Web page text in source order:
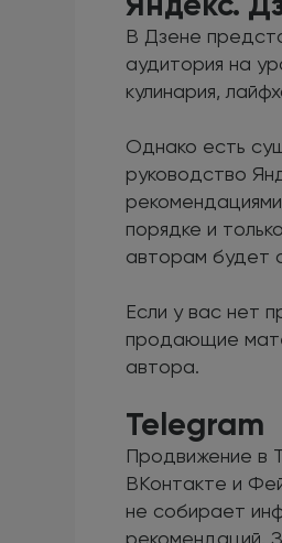
В Дзене
аудитория на
кулинария,
Однако есть
руководство
порядке и
авторам будет
Если у вас нет
продающие
автора.
Telegram
Продвижение в
ВКонтакте и
не собирает
рекомендаций.